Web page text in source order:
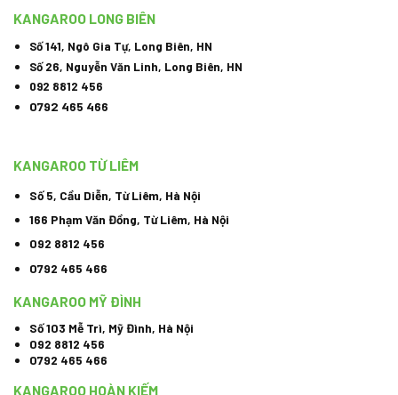
KANGAROO LONG BIÊN
Số 141, Ngô Gia Tự, Long Biên, HN
Số 26, Nguyễn Văn Linh, Long Biên, HN
092 8812 456
0792 465 466
KANGAROO TỪ LIÊM
Số 5, Cầu Diễn, Từ Liêm, Hà Nội
166 Phạm Văn Đồng, Từ Liêm, Hà Nội
092 8812 456
0792 465 466
KANGAROO MỸ ĐÌNH
Số 103 Mễ Trì, Mỹ Đình, Hà Nội
092 8812 456
0792 465 466
KANGAROO HOÀN KIẾM